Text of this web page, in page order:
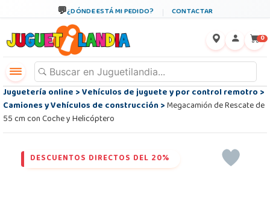
¿DÓNDE ESTÁ MI PEDIDO? CONTACTAR
0
Juguetería online>Vehículos de juguete y por control remotro>
Camiones y Vehículos de construcción>Megacamión de Rescate de
55 cm con Coche y Helicóptero
DESCUENTOS DIRECTOS DEL 20%